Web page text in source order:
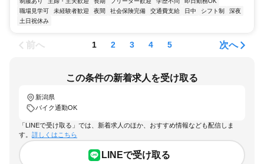
職場見学可
未経験者歓迎 夜間 社会保険完備 交通費支給 日中 シフト制
深夜
土日祝休み
前へ 1 2 3 4 5 次へ
この条件の新着求人を受け取る
新潟県
バイク通勤OK
「LINEで受け取る」では、新着求人のほか、おすすめ情報なども配信しま
す。 詳しくはこちら
LINEで受け取る